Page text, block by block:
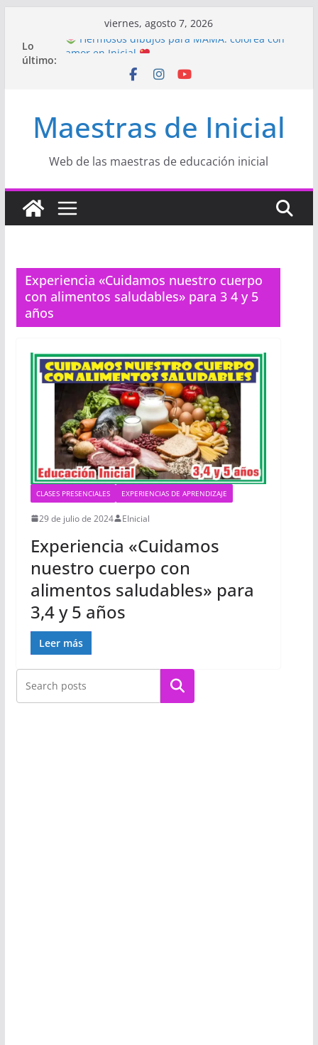
contenido
viernes, agosto 7, 2026
Lo
último:
Hermosos dibujos para MAMÁ: colorea con
Manualidades HERMOSAS para mamá
Semana de la Educación Inicial 2026”
Proyecto
“Celebramos con Alegría la Semana
Proyecto de Aprendizaje
Un regalo para
Maestras de Inicial
Web de las maestras de educación inicial
Experiencia «Cuidamos nuestro cuerpo
con alimentos saludables» para 3 4 y 5
años
CLASES PRESENCIALES EXPERIENCIAS DE APRENDIZAJE
29 de julio de 2024 EInicial
Experiencia «Cuidamos
nuestro cuerpo con
alimentos saludables» para
3,4 y 5 años
Leer más
Buscar